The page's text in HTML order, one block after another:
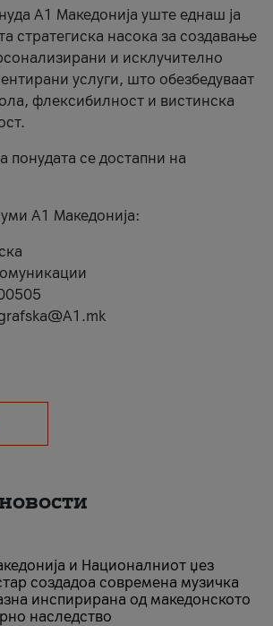
А1 Македонија уште еднаш ја
стратегиска насока за создавање
и исклучително
услуги, што обезбедуваат
флексибилност и вистинска
понудата се достапни на
А1 Македонија:
и Националниот џез
создадоа современа музичка
инспирирана од македонското
наследство